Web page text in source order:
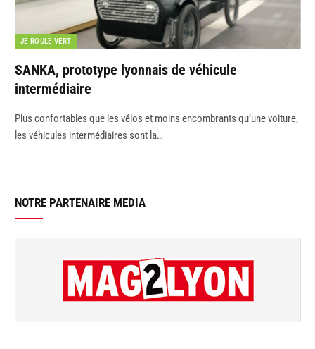
JE ROULE VERT
SANKA, prototype lyonnais de véhicule
intermédiaire
Plus confortables que les vélos et moins encombrants qu’une voiture,
les véhicules intermédiaires sont la…
NOTRE PARTENAIRE MEDIA